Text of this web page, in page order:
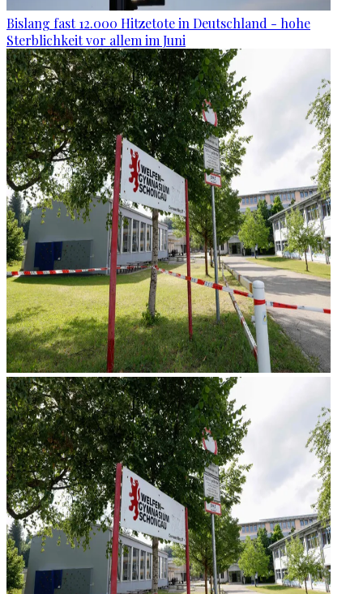
Bislang fast 12.000 Hitzetote in Deutschland - hohe
Sterblichkeit vor allem im Juni